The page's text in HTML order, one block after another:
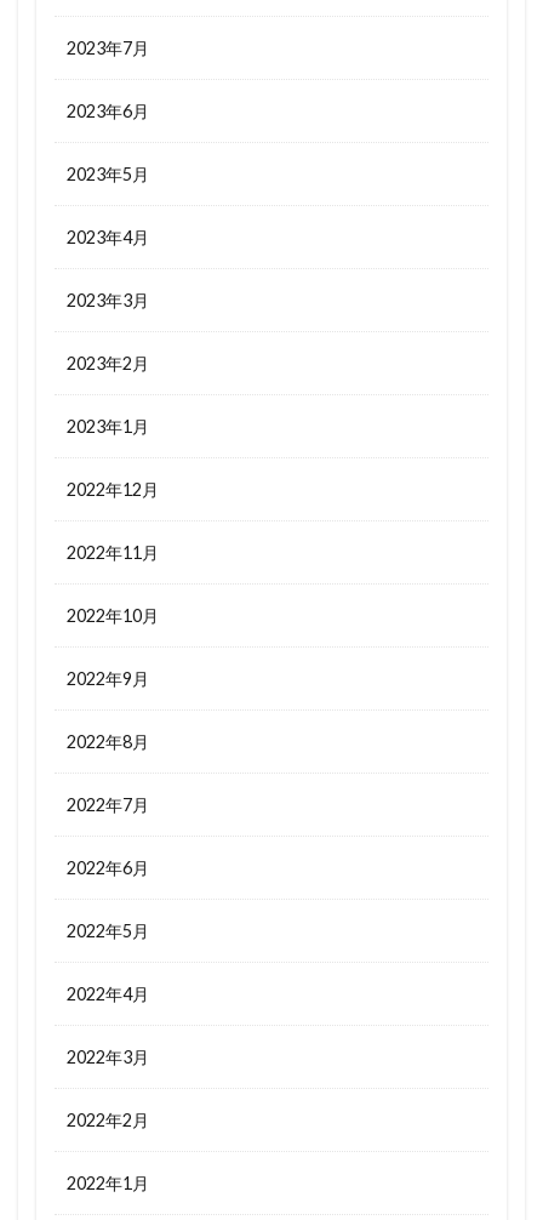
2023年7月
2023年6月
2023年5月
2023年4月
2023年3月
2023年2月
2023年1月
2022年12月
2022年11月
2022年10月
2022年9月
2022年8月
2022年7月
2022年6月
2022年5月
2022年4月
2022年3月
2022年2月
2022年1月